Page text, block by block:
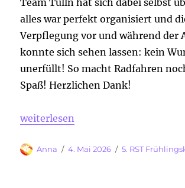
Team Tulln hat sich dabei selbst
alles war perfekt organisiert und
Verpflegung vor und während der
konnte sich sehen lassen: kein
unerfüllt! So macht Radfahren
Spaß! Herzlichen Dank!
„5. RST Frühlingsklassiker
weiterlesen
Autor
Anna
Veröffentlicht
4. Mai 2026 Kategorien
5. RST